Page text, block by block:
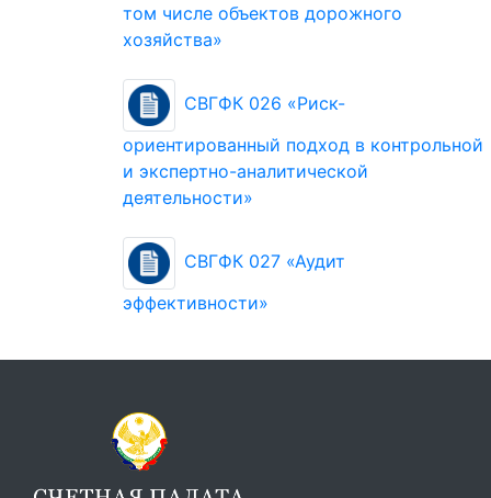
том числе объектов дорожного
хозяйства»
СВГФК 026 «Риск-
ориентированный подход в контрольной
и экспертно-аналитической
деятельности»
СВГФК 027 «Аудит
эффективности»